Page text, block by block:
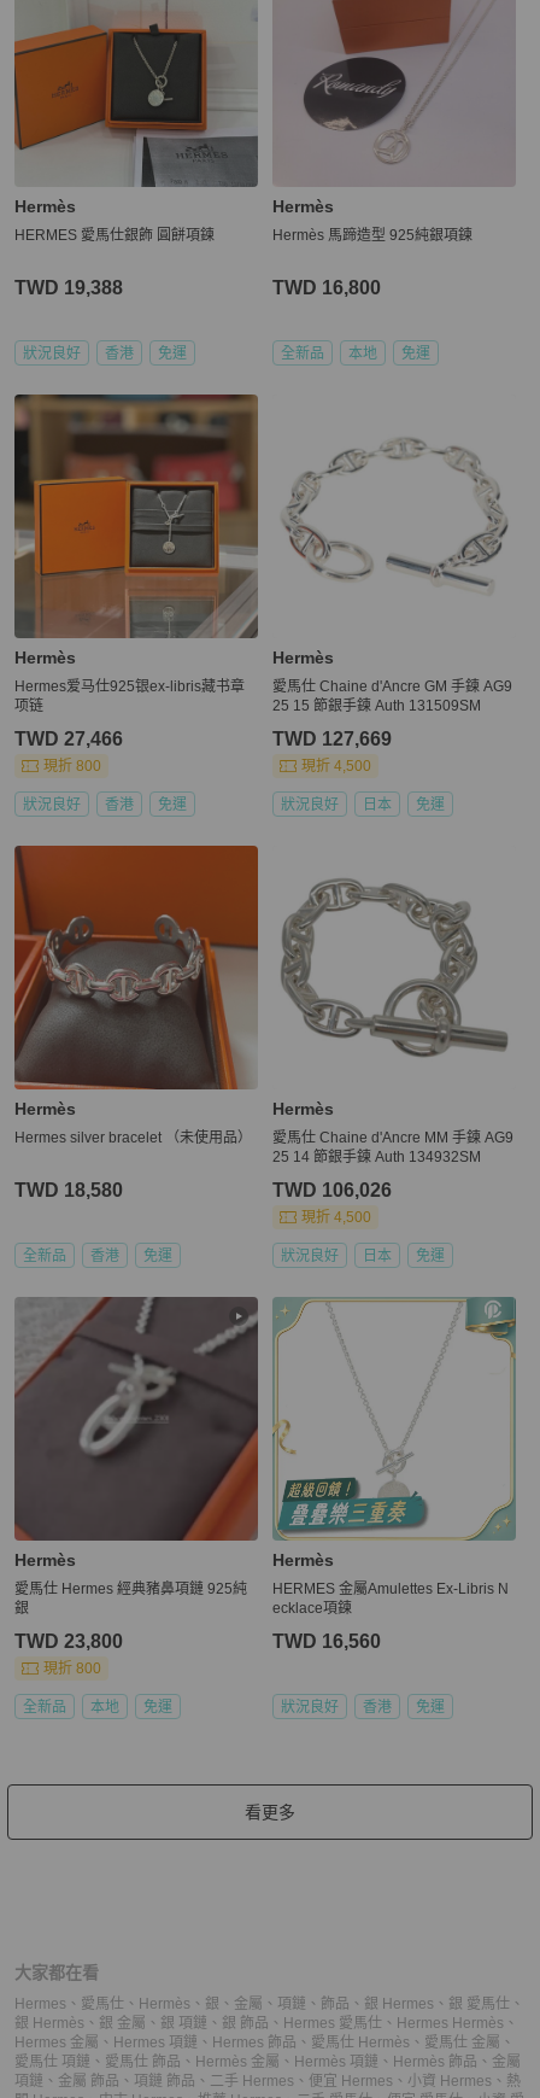
Hermès
HERMES 愛馬仕銀飾 圓餅項鍊
TWD 19,388
狀況良好 香港 免運
Hermès
Hermès 馬蹄造型 925純銀項鍊
TWD 16,800
全新品 本地 免運
Hermès
Hermes爱马仕925银ex-libris藏书章
项链
TWD 27,466
現折 800
狀況良好 香港 免運
Hermès
愛馬仕 Chaine d'Ancre GM 手鍊 AG9
25 15 節銀手鍊 Auth 131509SM
TWD 127,669
現折 4,500
狀況良好 日本 免運
Hermès
Hermes silver bracelet （未使用品）
TWD 18,580
全新品 香港 免運
Hermès
愛馬仕 Chaine d'Ancre MM 手鍊 AG9
25 14 節銀手鍊 Auth 134932SM
TWD 106,026
現折 4,500
狀況良好 日本 免運
Hermès
愛馬仕 Hermes 經典豬鼻項鏈 925純
銀
TWD 23,800
現折 800
全新品 本地 免運
Hermès
HERMES 金屬Amulettes Ex-Libris N
ecklace項鍊
TWD 16,560
狀況良好 香港 免運
看更多
大家都在看
Hermes 、 愛馬仕 、 Hermès 、 銀 、 金屬 、 項鏈 、 飾品 、 銀 Hermes 、 銀 愛馬仕 、
銀 Hermès 、 銀 金屬 、 銀 項鏈 、 銀 飾品 、 Hermes 愛馬仕 、 Hermes Hermès 、
Hermes 金屬 、 Hermes 項鏈 、 Hermes 飾品 、 愛馬仕 Hermès 、 愛馬仕 金屬 、
愛馬仕 項鏈 、 愛馬仕 飾品 、 Hermès 金屬 、 Hermès 項鏈 、 Hermès 飾品 、 金屬
項鏈 、 金屬 飾品 、 項鏈 飾品 、 二手 Hermes 、 便宜 Hermes 、 小資 Hermes 、 熱